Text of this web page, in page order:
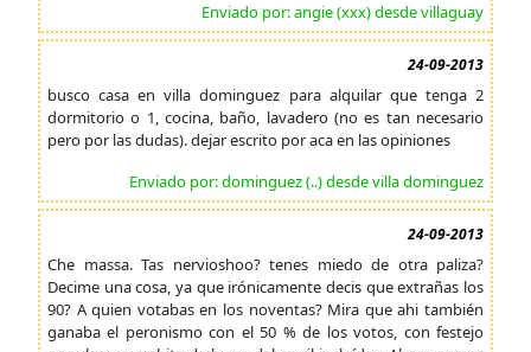
Enviado por: angie (xxx) desde villaguay
24-09-2013
busco casa en villa dominguez para alquilar que tenga 2
dormitorio o 1, cocina, baño, lavadero (no es tan necesario
pero por las dudas). dejar escrito por aca en las opiniones
Enviado por: dominguez (..) desde villa dominguez
24-09-2013
Che massa. Tas nervioshoo? tenes miedo de otra paliza?
Decime una cosa, ya que irónicamente decis que extrañas los
90? A quien votabas en los noventas? Mira que ahi también
ganaba el peronismo con el 50 % de los votos, con festejo